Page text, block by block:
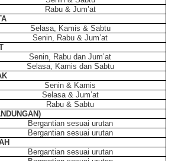
Rabu & Jum’at
Selasa, Kamis & Sabtu
Senin, Rabu & Jum’at
Senin, Rabu dan Jum’at
Selasa, Kamis dan Sabtu
Senin & Kamis
Selasa & Jum’at
Rabu & Sabtu
Bergantian sesuai urutan
Bergantian sesuai urutan
Bergantian sesuai urutan